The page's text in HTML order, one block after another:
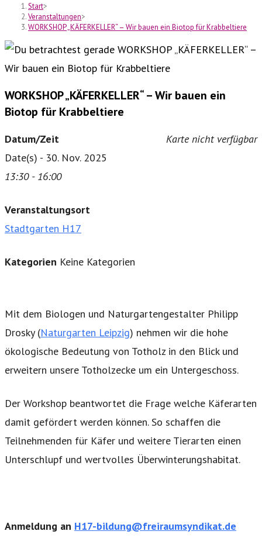
Start>
Veranstaltungen>
WORKSHOP „KÄFERKELLER“ – Wir bauen ein Biotop für Krabbeltiere
WORKSHOP „KÄFERKELLER“ – Wir bauen ein
Biotop für Krabbeltiere
Karte nicht verfügbar
Datum/Zeit
Date(s) - 30. Nov. 2025
13:30 - 16:00
Veranstaltungsort
Stadtgarten H17
Kategorien Keine Kategorien
Mit dem Biologen und Naturgartengestalter Philipp
Drosky (Naturgarten Leipzig) nehmen wir die hohe
ökologische Bedeutung von Totholz in den Blick und
erweitern unsere Totholzecke um ein Untergeschoss.
Der Workshop beantwortet die Frage welche Käferarten
damit gefördert werden können. So schaffen die
Teilnehmenden für Käfer und weitere Tierarten einen
Unterschlupf und wertvolles Überwinterungshabitat.
Anmeldung an H17-bildung@freiraumsyndikat.de